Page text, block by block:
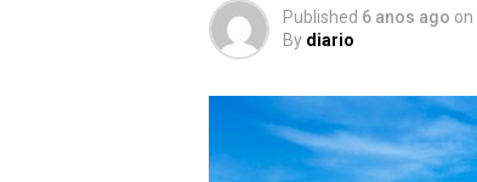
Published 6 anos ago on
By diario